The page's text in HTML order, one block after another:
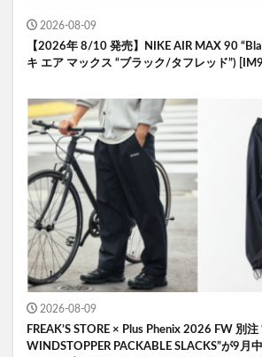
2026-08-09
【2026年 8/10 発売】NIKE AIR MAX 90
キ エア マックス “ブラック/タフレッド”)
2026-08-09
FREAK’S STORE × Plus Phenix 2026 FW 別注
WINDSTOPPER PACKABLE SLACKS”が9月